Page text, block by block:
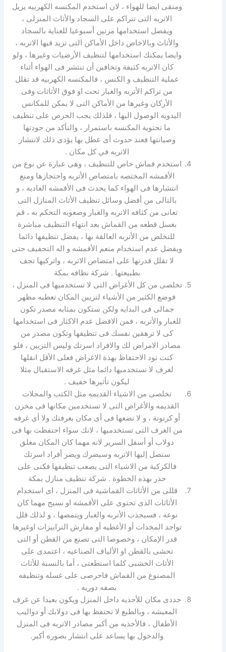
ومنقى ايضا للهواء ، لان استخدم المكنسه الكهربيه يزيل
الاتربه التى تتراكم على السجاد والأثاث المنزلى ،
ويفضل استخدامها مرتين أسبوعيا للعناية بالسجاد
والأثاث وبالاخاص داخل الأماكن التى تزيد فيها الاتربه ،
وايضا يمكنك استخدامها لتنظيف الأرضيات وغيرها ، ولو
كان الاتربه كثيفة وتخافين أن تنتشر فى الهواء أثناء
عملية التنظيف و الكنس ، فالمكنسه الكهربيه قد تقلل
من تراكم الأتربه والغبار تحت او فوق الأثاثات وفى
الأركان وغيرها من الأماكن التى لا يمكن للمكانس
اليدويه الوصول اليها ، فلذلك يجب الحرص على تنظيف
ما تحتوية المكنسه باستمرار ، والتأكد من جودتها
وصيانتها فعند حدوث أى عطل بها يؤدى ذلك لانتشار
الاتربه في كل مكان .
استخدم قماش خاص للتنظيف ، وهى عبارة عن نوع من
الأقمشه المختصه بامتصاص الأتربه واحتجازها ومنع
انتشارها فى الهواء كما يحدث فى الأقمشه العاديه ، و
بالتالى من أفضل وسائل تنظيف الأثاث المنازل التى
تعانى من كثافه الاتربه والغبار وصعوبه التحكم به ، قم
بغسل قطعه من القماش بعد انتهاء التنظيف مباشرة
للتخلص من الأتربه العالقة بها ، يفضل تنظيفها دائما
ويفضل عدم استخدام منعم الأقمشه و اله التجفيف حتى
لا تقلل قدرتها على امتصاص الاتربه ، واتركيها تجف
بطبيعتها . شركة نظافه بمكة
تخلصى من كل الأغراض التى لا تستخدميها فى المنزل ،
فوضع الكثير من الأشياء لتزيين المكان تعطيه مظهر
جمالى فى البدايه ولكن ستكون بمثابه مصدر تكون
للغبار والأتربه ، فمن الافضل عدم الاكثار فى استخدامها
كى لا ترهقين نفسك فى تنظيفها وتكون مصدر من
مصادر الامراض لك والافراد اسرتك وليس التزيين ، فلو
كنت تود الاحتفاظ بهذة الاغراض فعلى الأقل انقلها
لغرف لا تستخدميها دائما مثل غرفه الاستقبال مثلا
ليكون تأثيرها خفيف .
تخلصى من الاشياء القديمه مثل الكتب والمجلات
القديمه والأغراض التى لا تستخدمين مكانها فى مخزن
أو كرتونة ، و لا تضعها فى أى مكان بغرفتك ولا أى غرفه
من الغرف التى تستخدميها ، لانك سواء احتفظت بها فى
دولاب أو أسفل السرير لانه مهما كان المكان مغلق
ستصل إليها الاتربه وسيضرك ويضر أفراد اسرتك
فالكركبة من الاشياء التى يصعب تنظيفها فكنى على
حذر بهذه الخطوة . شركة تنظيف منازل بمكة
قللى من الأثاثات القماشية فى المنزل ، اى استخدام
الأثاثات الذى تحتوى على الأقمشه او نسيج مهما كان
نوعه ، فسيجذب الأتربه والغبار ويتمصها ، و لذلك قلل
تواجد المخدات أو الأغطيه أو مفارش الترابيزات اوغيرها
قدر الإمكان ، وخصوصا التى تصنع من القطن أو التى
تحشى بالقطن او الألياف الصناعيه ، اعتمدى على
الأثاث الخشبى كلما استطعتى ، أما بالنسبة للأثاث
المصنوع من القماش فاحرصى على غسله وتنظيفه
بصفه دوريه .
حددى مكان للأحذيه داخل المنزل ويكون بعيدا عن غرف
المعيشه ، وبالطبع لا تحتفظ بها فى دولابك أو دواليب
الأطفال ، فالأحذيه من أكبر مصادر الاتربه فى المنزل
والدخول بها يساعد على انتشار بصوره أكبر.